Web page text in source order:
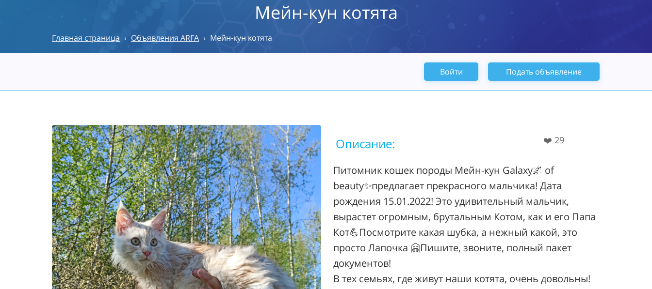
Мейн-кун котята
Главная страница › Объявления ARFA › Мейн-кун котята
Войти Подать объявление
Описание: ❤️ 29
Питомник кошек породы Мейн-кун Galaxy🌌 of
beauty✨предлагает прекрасного мальчика! Дата
рождения 15.01.2022! Это удивительный мальчик,
вырастет огромным, брутальным Котом, как и его Папа
Кот💪Посмотрите какая шубка, а нежный какой, это
просто Лапочка 🤗Пишите, звоните, полный пакет
документов!
В тех семьях, где живут наши котята, очень довольны!